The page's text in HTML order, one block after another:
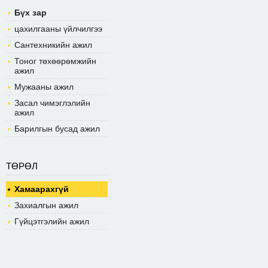
Бүх зар
цахилгааны үйлчилгээ
Сантехникийн ажил
Тоног төхөөрөмжийн
ажил
Мужааны ажил
Засал чимэглэлийн
ажил
Барилгын бусад ажил
ТӨРӨЛ
Хамаарахгүй
Захиалгын ажил
Гүйцэтгэлийн ажил